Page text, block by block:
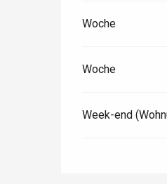
Woche
Woche
Week-end